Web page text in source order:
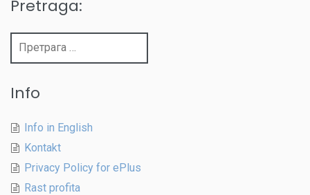
Pretraga:
Претрага
Info
Info in English
Kontakt
Privacy Policy for ePlus
Rast profita